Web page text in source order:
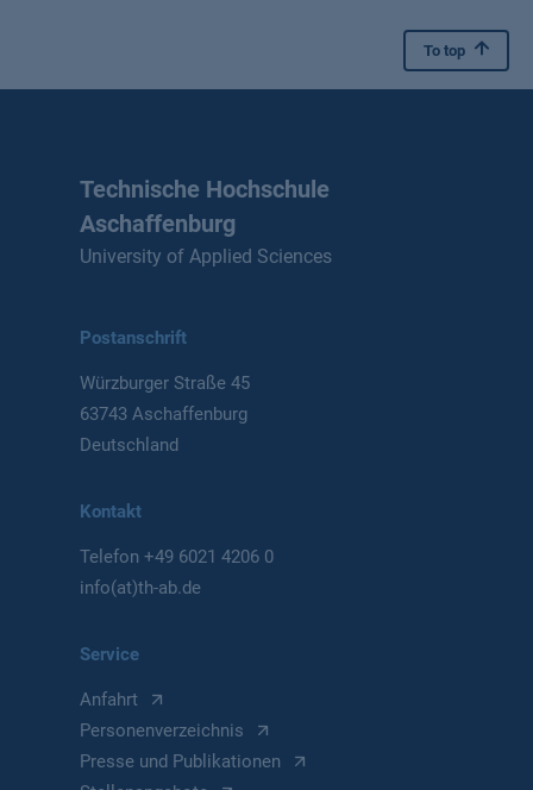
To top
Technische Hochschule
Aschaffenburg
University of Applied Sciences
Postanschrift
Würzburger Straße 45
63743 Aschaffenburg
Deutschland
Kontakt
Telefon+49 6021 4206 0
info(at)th-ab.de
Service
Anfahrt
Personenverzeichnis
Presse und Publikationen